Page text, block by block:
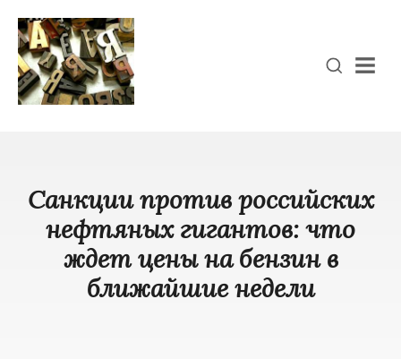
Санкции против российских
нефтяных гигантов: что
ждет цены на бензин в
ближайшие недели